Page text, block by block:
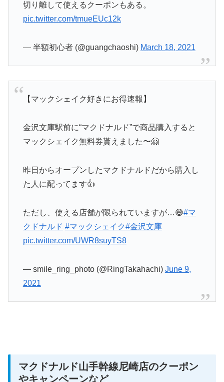
切り離して使えるクーポンもある。
pic.twitter.com/tmueEUc12k
— 半額初心者 (@guangchaoshi) March 18, 2021
【マックシェイク好きにお得速報】
金沢文庫駅前に“マクドナルド”で商品購入すると
マックシェイク無料券貰えました〜🤗
昨日からオープンしたマクドナルドだから購入し
た人に配ってます👍
ただし、使える店舗が限られていますが…😅#マ
クドナルド #マックシェイク#金沢文庫
pic.twitter.com/UWR8suyTS8
— smile_ring_photo (@RingTakahachi) June 9,
2021
マクドナルド山手幹線尼崎店のクーポン
やキャンペーンなど